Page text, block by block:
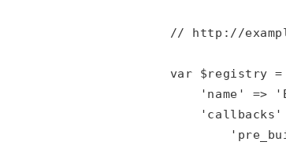
// http://
var $registry =
'name' =>
'callbacks'